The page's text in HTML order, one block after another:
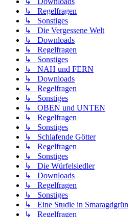
↳ Regelfragen
↳ Sonstiges
↳ Die Vergessene Welt
↳ Downloads
↳ Regelfragen
↳ Sonstiges
↳ NAH und FERN
↳ Downloads
↳ Regelfragen
↳ Sonstiges
↳ OBEN und UNTEN
↳ Regelfragen
↳ Sonstiges
↳ Schlafende Götter
↳ Regelfragen
↳ Sonstiges
↳ Die Würfelsiedler
↳ Downloads
↳ Regelfragen
↳ Sonstiges
↳ Eine Studie in Smaragdgrün
↳ Regelfragen